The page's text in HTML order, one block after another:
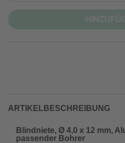
ARTIKELBESCHREIBUNG
Blindniete, Ø 4,0 x 12 mm,
passender Bohrer